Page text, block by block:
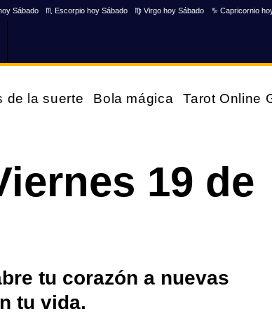
Sábado ♏ Escorpio hoy Sábado ♍ Virgo hoy Sábado ♑ Capricornio
de la suerte Bola mágica Tarot Online
19 de
tu corazón a nuevas
tu vida.